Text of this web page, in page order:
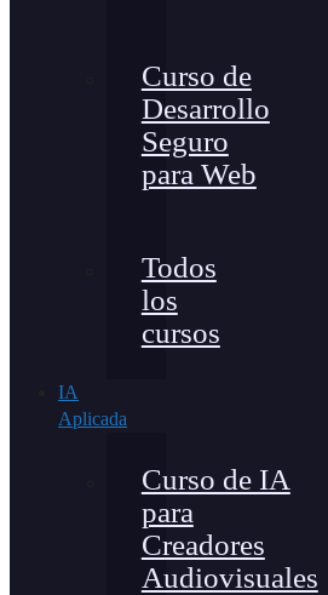
Curso de
Desarrollo
Seguro
para Web
Todos
los
cursos
IA
Aplicada
Curso de IA
para
Creadores
Audiovisuales